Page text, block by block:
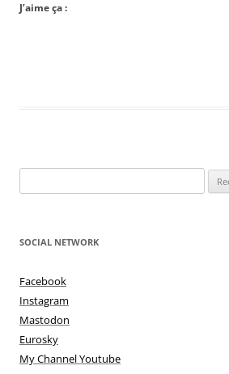
J’aime ça :
SOCIAL NETWORK
Facebook
Instagram
Mastodon
Eurosky
My Channel Youtube